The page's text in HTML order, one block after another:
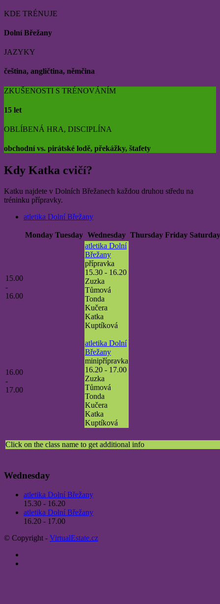
KDE TRÉNUJE
Dolní Břežany
JAZYKY
čeština, angličtina, němčina
ZKUŠENOSTI S TRÉNOVÁNÍM
15 let
OBLÍBENÁ HRA, DISCIPLÍNA
obchodní vs. pirátské lodě, překážky, štafety
Kdy Katka cvičí?
Katku najdete v Dolních Břežanech každou druhou středu na
tréninku přípravky.
atletika Dolní Břežany
Monday Tuesday Wednesday Thursday Friday Saturday
15.00
-
16.00
atletika Dolní
Břežany
přípravka
15.30 - 16.20
Zuzka
Tůmová
Tonda
Kučera
Katka
Kuptíková
atletika Dolní
Břežany
minipřípravka
16.20 - 17.00
Zuzka
Tůmová
Tonda
Kučera
Katka
Kuptíková
16.00
-
17.00
Click on the class name to get additional info
Wednesday
atletika Dolní Břežany
15.30 - 16.20
atletika Dolní Břežany
16.20 - 17.00
© Copyright - VirtualEstate.cz